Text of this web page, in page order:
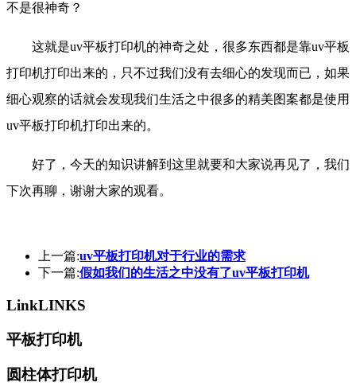
不是很神奇？
这就是uv平板打印机的神奇之处，很多东西都是靠uv平板
打印机打印出来的，只不过我们没有去细心的发现而已，如果
细心观察的话就会发现我们生活之中很多的精美图案都是使用
uv平板打印机打印出来的。
好了，今天的知识讲解到这里就要和大家说再见了，我们
下次再聊，谢谢大家的观看。
上一篇:uv平板打印机对于行业的需求
下一篇:假如我们的生活之中没有了uv平板打印机
LinkLINKS
平板打印机
圆柱体打印机